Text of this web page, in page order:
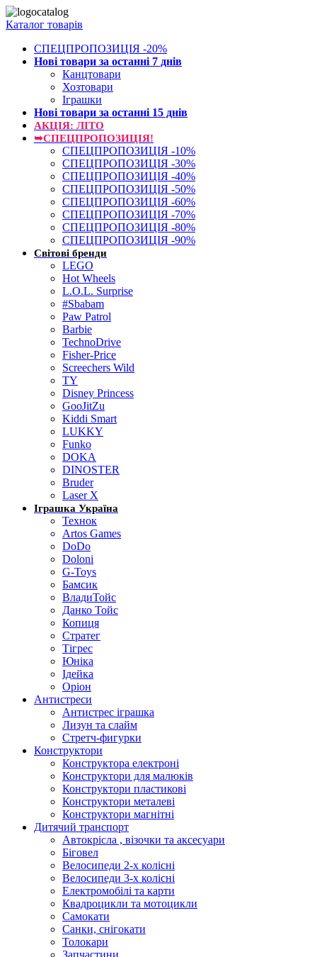
Каталог товарів
СПЕЦПРОПОЗИЦІЯ -20%
Нові товари за останнi 7 днiв
Канцтовари
Хозтовари
Іграшки
Нові товари за останнi 15 днiв
АКЦІЯ: ЛІТО
➥СПЕЦПРОПОЗИЦІЯ!
СПЕЦПРОПОЗИЦІЯ -10%
СПЕЦПРОПОЗИЦІЯ -30%
СПЕЦПРОПОЗИЦІЯ -40%
СПЕЦПРОПОЗИЦІЯ -50%
СПЕЦПРОПОЗИЦІЯ -60%
СПЕЦПРОПОЗИЦІЯ -70%
СПЕЦПРОПОЗИЦІЯ -80%
СПЕЦПРОПОЗИЦІЯ -90%
Світові бренди
LEGO
Hot Wheels
L.O.L. Surprise
#Sbabam
Paw Patrol
Barbie
TechnoDrive
Fisher-Price
Screechers Wild
TY
Disney Princess
GooJitZu
Kiddi Smart
LUKKY
Funko
DOKA
DINOSTER
Bruder
Laser X
Іграшка Україна
Технок
Artos Games
DoDo
Doloni
G-Toys
Бамсик
ВладиТойс
Данко Тойс
Копиця
Стратег
Тігрес
Юніка
Ідейка
Оріон
Антистреси
Антистрес іграшка
Лизун та слайм
Стретч-фигурки
Конструктори
Конструктора електроні
Конструктори для малюків
Конструктори пластикові
Конструктори металеві
Конструктори магнітні
Дитячий транспорт
Автокрісла , візочки та аксесуари
Біговел
Велосипеди 2-х колісні
Велосипеди 3-х колісні
Електромобілі та карти
Квадроцикли та мотоцикли
Самокати
Санки, снігокати
Толокари
Запчастини